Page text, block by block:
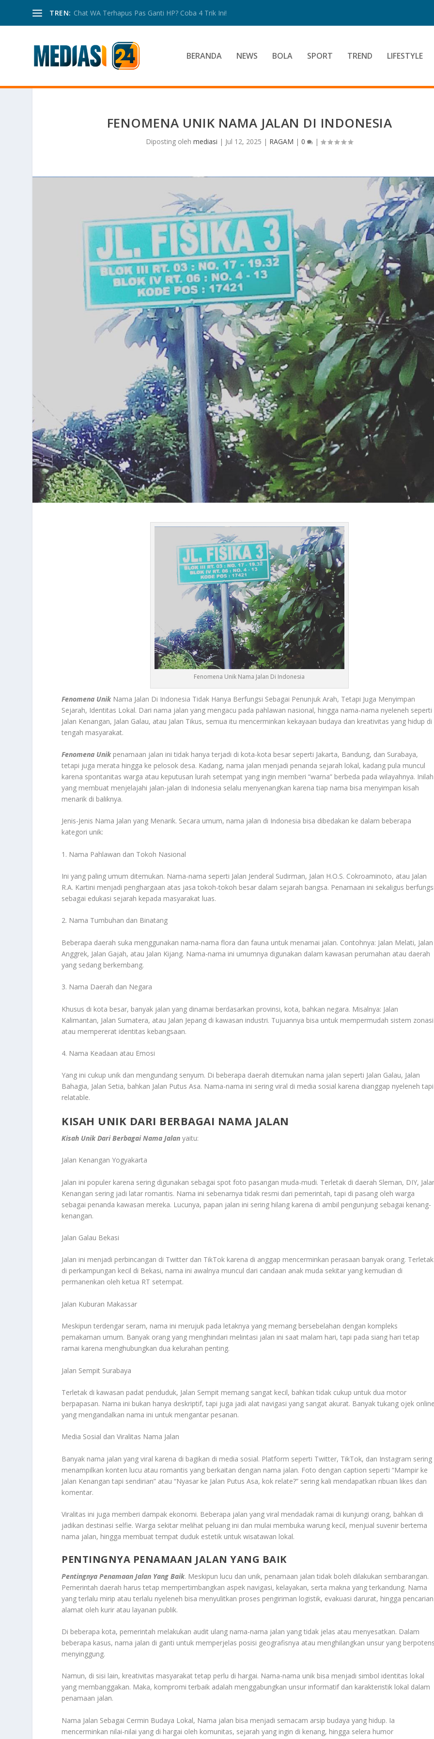
TREN: Chat WA Terhapus Pas Ganti HP? Coba 4 Trik Ini!
BERANDA NEWS BOLA SPORT TREND LIFESTYLE
FENOMENA UNIK NAMA JALAN DI INDONESIA
Diposting olehmediasi | Jul 12, 2025 | RAGAM |0 |
Fenomena Unik Nama Jalan Di Indonesia
Fenomena UnikNama Jalan Di Indonesia Tidak Hanya Berfungsi Sebagai Penunjuk Arah, Tetapi Juga Menyimpan
Sejarah, Identitas Lokal. Dari nama jalan yang mengacu pada pahlawan nasional, hingga nama-nama nyeleneh seperti
Jalan Kenangan, Jalan Galau, atau Jalan Tikus, semua itu mencerminkan kekayaan budaya dan kreativitas yang hidup di
tengah masyarakat.
Fenomena Unikpenamaan jalan ini tidak hanya terjadi di kota-kota besar seperti Jakarta, Bandung, dan Surabaya,
tetapi juga merata hingga ke pelosok desa. Kadang, nama jalan menjadi penanda sejarah lokal, kadang pula muncul
karena spontanitas warga atau keputusan lurah setempat yang ingin memberi “warna” berbeda pada wilayahnya. Inilah
yang membuat menjelajahi jalan-jalan di Indonesia selalu menyenangkan karena tiap nama bisa menyimpan kisah
menarik di baliknya.
Jenis-Jenis Nama Jalan yang Menarik. Secara umum, nama jalan di Indonesia bisa dibedakan ke dalam beberapa
kategori unik:
1. Nama Pahlawan dan Tokoh Nasional
Ini yang paling umum ditemukan. Nama-nama seperti Jalan Jenderal Sudirman, Jalan H.O.S. Cokroaminoto, atau Jalan
R.A. Kartini menjadi penghargaan atas jasa tokoh-tokoh besar dalam sejarah bangsa. Penamaan ini sekaligus
sebagai edukasi sejarah kepada masyarakat luas.
2. Nama Tumbuhan dan Binatang
Beberapa daerah suka menggunakan nama-nama flora dan fauna untuk menamai jalan. Contohnya: Jalan Melati, Jalan
Anggrek, Jalan Gajah, atau Jalan Kijang. Nama-nama ini umumnya digunakan dalam kawasan perumahan atau daerah
yang sedang berkembang.
3. Nama Daerah dan Negara
Khusus di kota besar, banyak jalan yang dinamai berdasarkan provinsi, kota, bahkan negara. Misalnya: Jalan
Kalimantan, Jalan Sumatera, atau Jalan Jepang di kawasan industri. Tujuannya bisa untuk mempermudah sistem zonasi
atau mempererat identitas kebangsaan.
4. Nama Keadaan atau Emosi
Yang ini cukup unik dan mengundang senyum. Di beberapa daerah ditemukan nama jalan seperti Jalan Galau, Jalan
Bahagia, Jalan Setia, bahkan Jalan Putus Asa. Nama-nama ini sering viral di media sosial karena dianggap nyeleneh tapi
relatable.
KISAH UNIK DARI BERBAGAI NAMA JALAN
Kisah Unik Dari Berbagai Nama Jalan yaitu:
Jalan Kenangan Yogyakarta
Jalan ini populer karena sering digunakan sebagai spot foto pasangan muda-mudi. Terletak di daerah Sleman, DIY,
Kenangan sering jadi latar romantis. Nama ini sebenarnya tidak resmi dari pemerintah, tapi di pasang oleh warga
sebagai penanda kawasan mereka. Lucunya, papan jalan ini sering hilang karena di ambil pengunjung sebagai kenang-
kenangan.
Jalan Galau Bekasi
Jalan ini menjadi perbincangan di Twitter dan TikTok karena di anggap mencerminkan perasaan banyak orang. Terletak
di perkampungan kecil di Bekasi, nama ini awalnya muncul dari candaan anak muda sekitar yang kemudian di
permanenkan oleh ketua RT setempat.
Jalan Kuburan Makassar
Meskipun terdengar seram, nama ini merujuk pada letaknya yang memang bersebelahan dengan kompleks
pemakaman umum. Banyak orang yang menghindari melintasi jalan ini saat malam hari, tapi pada siang hari tetap
ramai karena menghubungkan dua kelurahan penting.
Jalan Sempit Surabaya
Terletak di kawasan padat penduduk, Jalan Sempit memang sangat kecil, bahkan tidak cukup untuk dua motor
berpapasan. Nama ini bukan hanya deskriptif, tapi juga jadi alat navigasi yang sangat akurat. Banyak tukang ojek
yang mengandalkan nama ini untuk mengantar pesanan.
Media Sosial dan Viralitas Nama Jalan
Banyak nama jalan yang viral karena di bagikan di media sosial. Platform seperti Twitter, TikTok, dan Instagram sering
menampilkan konten lucu atau romantis yang berkaitan dengan nama jalan. Foto dengan caption seperti “Mampir ke
Jalan Kenangan tapi sendirian” atau “Nyasar ke Jalan Putus Asa, kok relate?” sering kali mendapatkan ribuan likes dan
komentar.
Viralitas ini juga memberi dampak ekonomi. Beberapa jalan yang viral mendadak ramai di kunjungi orang, bahkan di
jadikan destinasi selfie. Warga sekitar melihat peluang ini dan mulai membuka warung kecil, menjual suvenir bertema
nama jalan, hingga membuat tempat duduk estetik untuk wisatawan lokal.
PENTINGNYA PENAMAAN JALAN YANG BAIK
Pentingnya Penamaan Jalan Yang Baik. Meskipun lucu dan unik, penamaan jalan tidak boleh dilakukan sembarangan.
Pemerintah daerah harus tetap mempertimbangkan aspek navigasi, kelayakan, serta makna yang terkandung. Nama
yang terlalu mirip atau terlalu nyeleneh bisa menyulitkan proses pengiriman logistik, evakuasi darurat, hingga pencarian
alamat oleh kurir atau layanan publik.
Di beberapa kota, pemerintah melakukan audit ulang nama-nama jalan yang tidak jelas atau menyesatkan. Dalam
beberapa kasus, nama jalan di ganti untuk memperjelas posisi geografisnya atau menghilangkan unsur yang
menyinggung.
Namun, di sisi lain, kreativitas masyarakat tetap perlu di hargai. Nama-nama unik bisa menjadi simbol identitas lokal
yang membanggakan. Maka, kompromi terbaik adalah menggabungkan unsur informatif dan karakteristik lokal dalam
penamaan jalan.
Nama Jalan Sebagai Cermin Budaya Lokal, Nama jalan bisa menjadi semacam arsip budaya yang hidup. Ia
mencerminkan nilai-nilai yang di hargai oleh komunitas, sejarah yang ingin di kenang, hingga selera humor